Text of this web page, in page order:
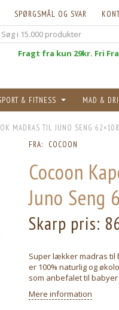
SPØRGSMÅL OG SVAR
Fragt fra kun 29kr. Fri
& FITNESS MAD &
MADRAS TIL JUNO SENG 62×108
FRA: COCOON
Cocoon
Juno Seng
Skarp pris:
Super lækker madras til
er 100% naturlig og
som anbefalet til babyer
Mere information